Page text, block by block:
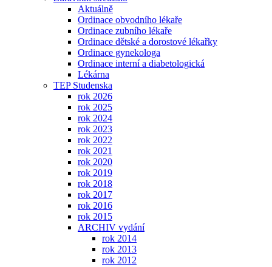
Aktuálně
Ordinace obvodního lékaře
Ordinace zubního lékaře
Ordinace dětské a dorostové lékařky
Ordinace gynekologa
Ordinace interní a diabetologická
Lékárna
TEP Studenska
rok 2026
rok 2025
rok 2024
rok 2023
rok 2022
rok 2021
rok 2020
rok 2019
rok 2018
rok 2017
rok 2016
rok 2015
ARCHIV vydání
rok 2014
rok 2013
rok 2012